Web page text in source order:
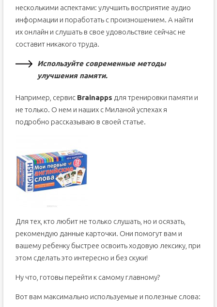
несколькими аспектами: улучшить восприятие аудио
информации и поработать с произношением. А найти
их онлайн и слушать в свое удовольствие сейчас не
составит никакого труда.
Используйте современные методы
улучшения памяти.
Например, сервис Brainapps для тренировки памяти и
не только. О нем и наших с Миланой успехах я
подробно рассказываю в своей статье.
Для тех, кто любит не только слушать, но и осязать,
рекомендую данные карточки. Они помогут вам и
вашему ребенку быстрее освоить ходовую лексику, при
этом сделать это интересно и без скуки!
Ну что, готовы перейти к самому главному?
Вот вам максимально используемые и полезные слова: